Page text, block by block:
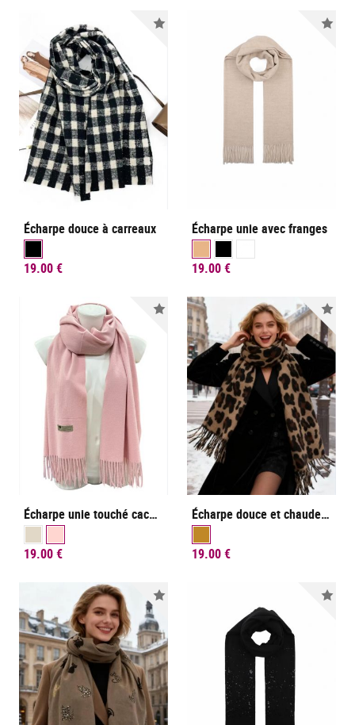
Nouveauté
Écharpe douce à carreaux
19.00 €
Écharpe unie avec franges
19.00 €
Nouveauté
Écharpe unie touché cachemire frangée
19.00 €
Écharpe douce et chaude imprimé léopard
19.00 €
Nouveauté